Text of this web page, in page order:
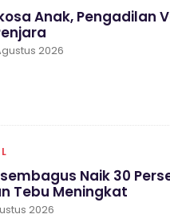
Anak, Pengadilan
2026
Naik 30
Tebu Meningkat
2026